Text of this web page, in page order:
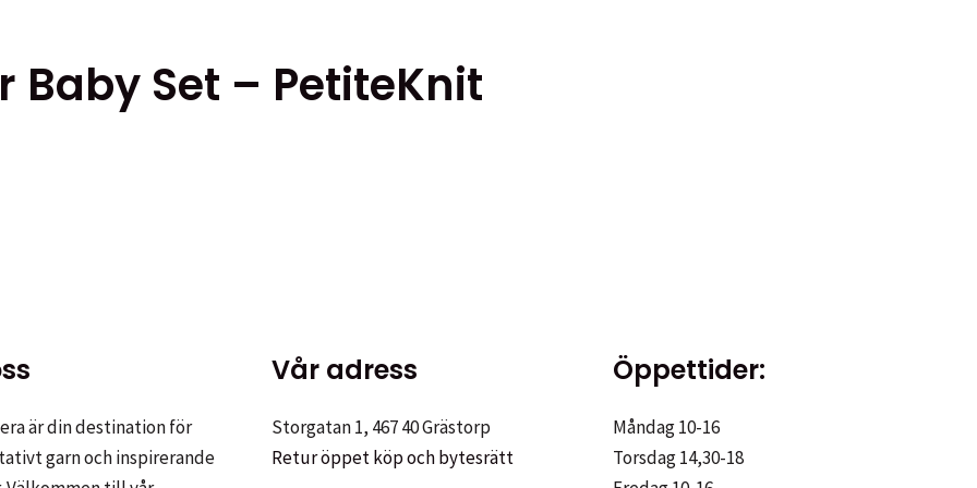
Baby Set – PetiteKnit
är din destination för
garn och inspirerande
Vår adress
Storgatan 1, 467 40 Grästorp
Retur öppet köp och bytesrätt
Öppettider:
Måndag 10-16
Torsdag 14,30-18